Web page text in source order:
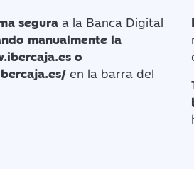
segura a la Banca Digital
manualmente la
o
en la barra del